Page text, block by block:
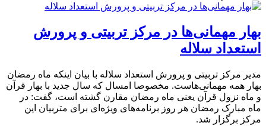
بهار مهمانی‌ها در مرکز تربیتی و پرورش
استعداد سلاله
مدیر مرکز تربیتی و پرورش استعداد سلاله با بیان اینکه ماه رمضان
بهار همه مهمانی‌هاست. مخصوصا امسال که سال جدید با بهار قرآن
و ماه نزول قرآن یعنی ماه رمضان مقارن گشته است، گفت: در
ماه مبارک رمضان هر روز برنامه‌های ویژه‌ای برای متربیان این
مرکز برگزار شد.